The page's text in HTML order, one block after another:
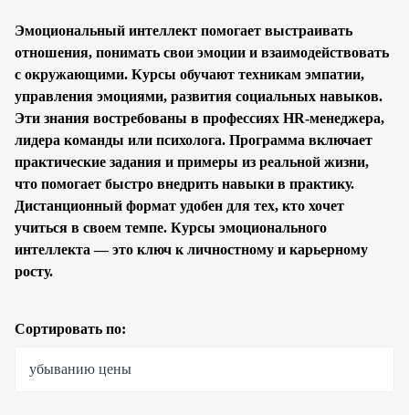
Эмоциональный интеллект помогает выстраивать
отношения, понимать свои эмоции и взаимодействовать
с окружающими. Курсы обучают техникам эмпатии,
управления эмоциями, развития социальных навыков.
Эти знания востребованы в профессиях HR-менеджера,
лидера команды или психолога. Программа включает
практические задания и примеры из реальной жизни,
что помогает быстро внедрить навыки в практику.
Дистанционный формат удобен для тех, кто хочет
учиться в своем темпе. Курсы эмоционального
интеллекта — это ключ к личностному и карьерному
росту.
Сортировать по:
убыванию цены